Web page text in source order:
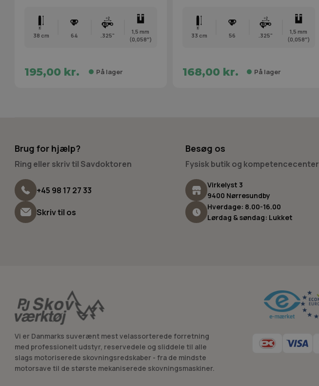
38 cm 64 .325"
1,5 mm
(0,058″)
195,00 kr. På lager
33 cm 56 .325"
1,5 mm
(0,058″)
168,00 kr. På lager
Brug for hjælp?
Ring eller skriv til Savdoktoren
+45 98 17 27 33
Skriv til os
Besøg os
Fysisk butik og kompetencecenter
Virkelyst 3
9400 Nørresundby
Hverdage: 8.00-16.00
Lørdag & søndag: Lukket
Vi er Danmarks suverænt mest velassorterede forretning
med professionelt udstyr, reservedele og sliddele til alle
slags motoriserede skovningsredskaber - fra de mindste
motorsave til de største mekaniserede skovningsmaskiner.